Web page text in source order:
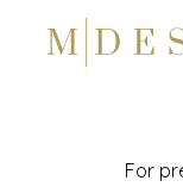
Latest mdesign
For